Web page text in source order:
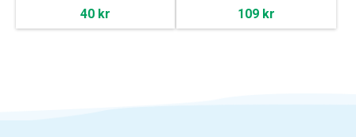
40 kr 109 kr